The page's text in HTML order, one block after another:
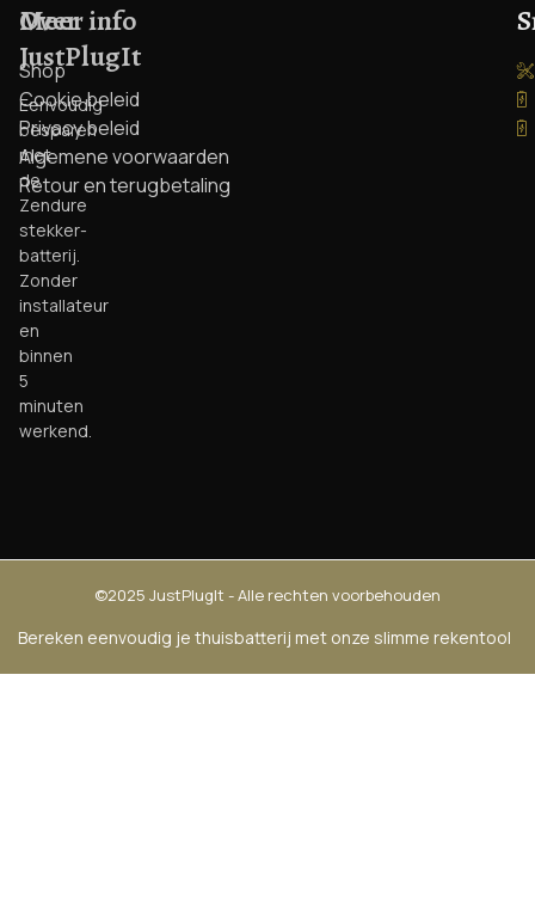
Over
JustPlugIt
Eenvoudig
besparen
met
de
Zendure
stekker-
batterij.
Zonder
installateur
en
binnen
5
minuten
werkend.
Meer info
Shop
Cookie beleid
Privacy beleid
Algemene voorwaarden
Retour en terugbetaling
©2025 JustPlugIt - Alle rechten voorbehouden
Bereken eenvoudig je thuisbatterij met onze slimme rekentool